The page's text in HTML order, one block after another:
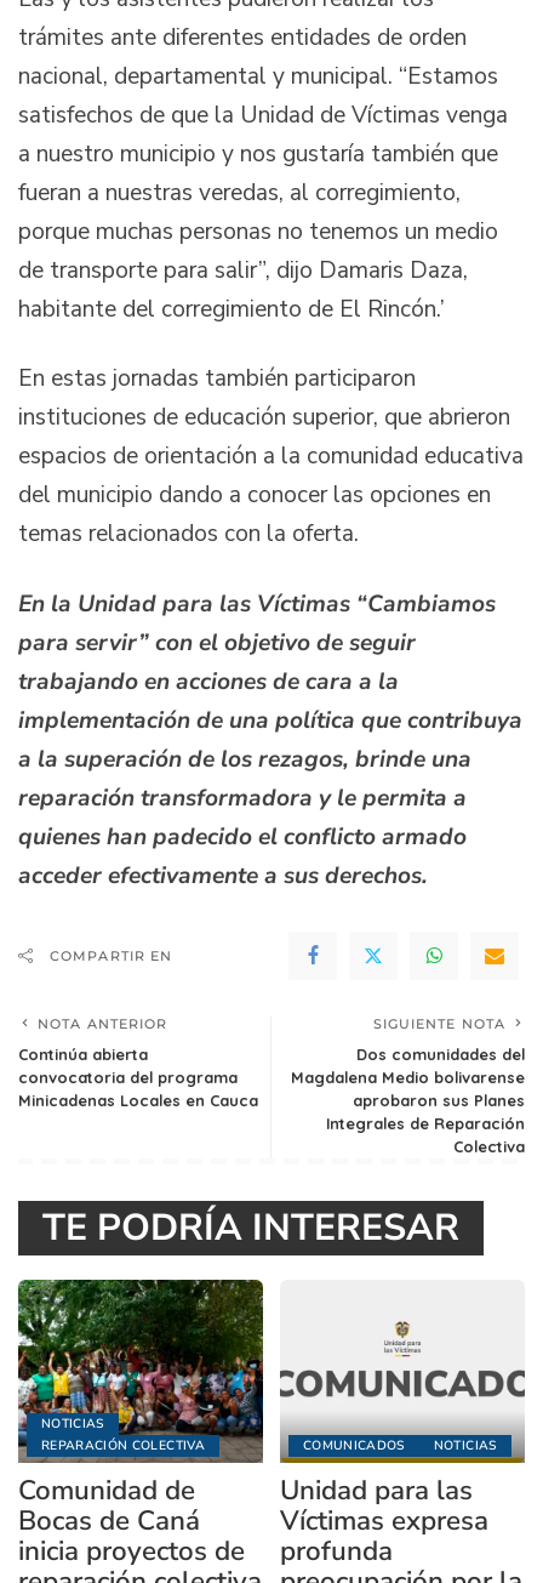
trámites ante diferentes entidades de orden
nacional, departamental y municipal. “Estamos
satisfechos de que la Unidad de Víctimas venga
a nuestro municipio y nos gustaría también que
fueran a nuestras veredas, al corregimiento,
porque muchas personas no tenemos un medio
de transporte para salir”, dijo Damaris Daza,
habitante del corregimiento de El Rincón.’
En estas jornadas también participaron
instituciones de educación superior, que abrieron
espacios de orientación a la comunidad educativa
del municipio dando a conocer las opciones en
temas relacionados con la oferta.
En la Unidad para las Víctimas “Cambiamos
para servir” con el objetivo de seguir
trabajando en acciones de cara a la
implementación de una política que contribuya
a la superación de los rezagos, brinde una
reparación transformadora y le permita a
quienes han padecido el conflicto armado
acceder efectivamente a sus derechos.
COMPARTIR EN
NOTA ANTERIOR
Continúa abierta
convocatoria del programa
Minicadenas Locales en Cauca
SIGUIENTE NOTA
Dos comunidades del
Magdalena Medio bolivarense
aprobaron sus Planes
Integrales de Reparación
Colectiva
TE PODRÍA INTERESAR
NOTICIAS
REPARACIÓN COLECTIVA
Comunidad de
Bocas de Caná
inicia proyectos de
COMUNICADOS NOTICIAS
Unidad para las
Víctimas expresa
profunda